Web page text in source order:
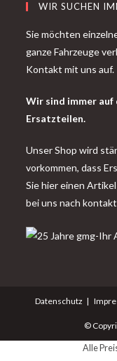
WIR SUCHEN
Sie möchten
ganze Fahrzeuge
Kontakt mit uns auf.
Wir sind immer auf
Ersatzteilen.
Unser Shop wird
vorkommen, dass
Sie hier einen
bei uns nach
Datenschutz
©
Alle